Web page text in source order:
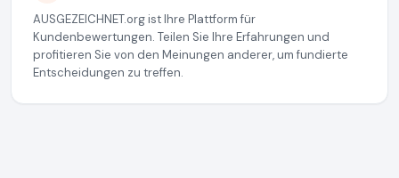
AUSGEZEICHNET.org ist Ihre Plattform für
Kundenbewertungen. Teilen Sie Ihre Erfahrungen und
profitieren Sie von den Meinungen anderer, um fundierte
Entscheidungen zu treffen.